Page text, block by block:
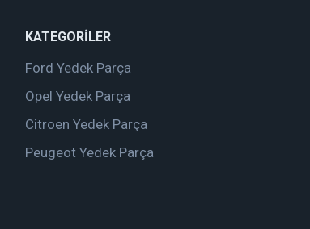
KATEGORİLER
Ford Yedek Parça
Opel Yedek Parça
Citroen Yedek Parça
Peugeot Yedek Parça